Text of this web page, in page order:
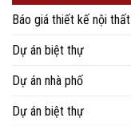
Báo giá thiết kế nội thất
Dự án biệt thự
Dự án nhà phố
Dự án biệt thự